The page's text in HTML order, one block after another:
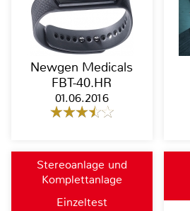
Newgen Medicals
FBT-40.HR
01.06.2016
Stereoanlage und
Komplettanlage
Einzeltest